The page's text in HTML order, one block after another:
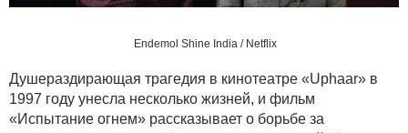
Endemol Shine India / Netflix
Душераздирающая трагедия в кинотеатре «Uphaar» в
1997 году унесла несколько жизней, и фильм
«Испытание огнем» рассказывает о борьбе за